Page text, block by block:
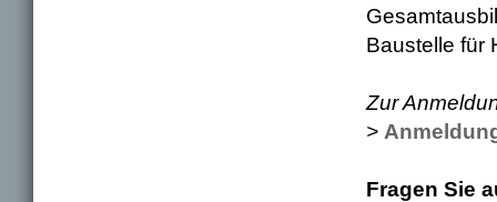
Baustelle für
Zur
>
Fragen Sie